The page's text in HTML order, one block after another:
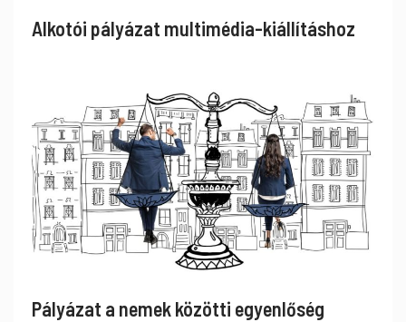
Alkotói pályázat multimédia-kiállításhoz
Pályázat a nemek közötti egyenlőség